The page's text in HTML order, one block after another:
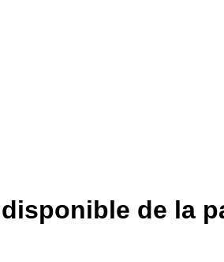
de la